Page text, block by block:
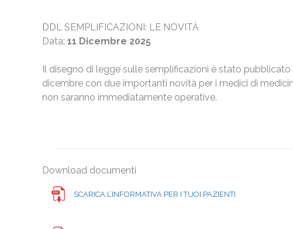
DDL SEMPLIFICAZIONI: LE NOVITÀ
Data: 11 Dicembre 2025
Il disegno di legge sulle semplificazioni è stato
dicembre con due importanti novità per i medici di
non saranno immediatamente operative.
Download documenti
SCARICA L’INFORMATIVA PER I TUOI PAZIENTI